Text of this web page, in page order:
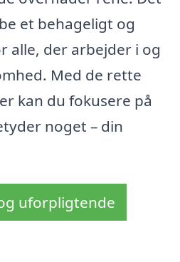
et behageligt og
alle, der arbejder i og
Med de rette
kan du fokusere på
noget – din
uforpligtende